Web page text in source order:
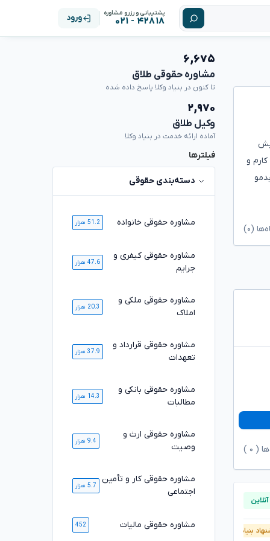
پشتیبانی و رزرو مشاوره
۴۲۸۱۸ - ۰۲۱ ورود
و
(۰)
( ۰
بنیاد وکلا آنلاین پیشنهاد بنیاد وکلا
۶,۶۷۵
مشاوره حقوقی طلاق
تا کنون در بنیاد وکلا پاسخ داده شده
۲,۹۷۰
وکیل طلاق
آماده ارائه خدمت در بنیاد وکلا
فیلترها
دسته‌بندی حقوقی
مشاوره حقوقی خانواده 51.2 هزار
مشاوره حقوقی کیفری و
جرایم
47.6 هزار
مشاوره حقوقی ملکی و
املاک
20.3 هزار
مشاوره حقوقی قرارداد و
تعهدات
37.9 هزار
مشاوره حقوقی بانکی و
مطالبات
14.3 هزار
مشاوره حقوقی ارث و
وصیت
9.4 هزار
مشاوره حقوقی کار و تأمین
اجتماعی
5.7 هزار
مشاوره حقوقی مالیات 452